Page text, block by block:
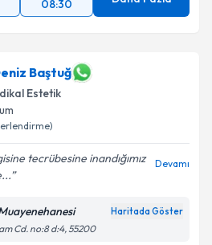
08:30
Baştuğ
Estetik
tecrübesine inandığımız
Devamı
Haritada Göster
Cd. no:8 d:4, 55200